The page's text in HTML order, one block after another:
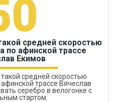
средней скоростью
по афинской трассе
Екимов
средней скоростью
трассе Вячеслав
серебро в велогонке с
стартом.